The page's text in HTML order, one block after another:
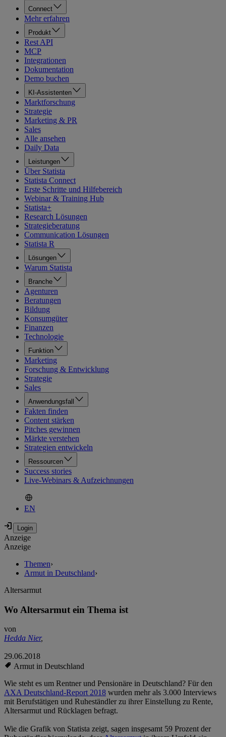
Connect
Mehr erfahren
Produkt
Rest API
MCP
Integrationen
Dokumentation
Demo buchen
KI-Assistenten
Marktforschung
Strategie
Marketing & PR
Sales
Alle ansehen
Daily Data
Leistungen
Über Statista
Statista Connect
Erste Schritte und Hilfebereich
Webinar & Training Hub
Statista+
Research Lösungen
Strategieberatung
Communication Lösungen
Statista R
Lösungen
Warum Statista
Branche
Agenturen
Beratungen
Bildung
Konsumgüter
Finanzen
Technologie
Funktion
Marketing
Forschung & Entwicklung
Strategie
Sales
Anwendungsfall
Fakten finden
Content stärken
Pitches gewinnen
Märkte verstehen
Strategien entwickeln
Ressourcen
Success stories
Live-Webinars & Aufzeichnungen
EN
Anzeige
Anzeige
Themen›
Armut in Deutschland›
Altersarmut
Wo Altersarmut ein Thema ist
von
Hedda Nier,
29.06.2018
Armut in Deutschland
Wie steht es um Rentner und Pensionäre in Deutschland? Für den
AXA Deutschland-Report 2018 wurden mehr als 3.000 Interviews
mit Berufstätigen und Ruheständler zu ihrer Einstellung zu Rente,
Altersarmut und Rücklagen befragt.
Wie die Grafik von Statista zeigt, sagen insgesamt 59 Prozent der